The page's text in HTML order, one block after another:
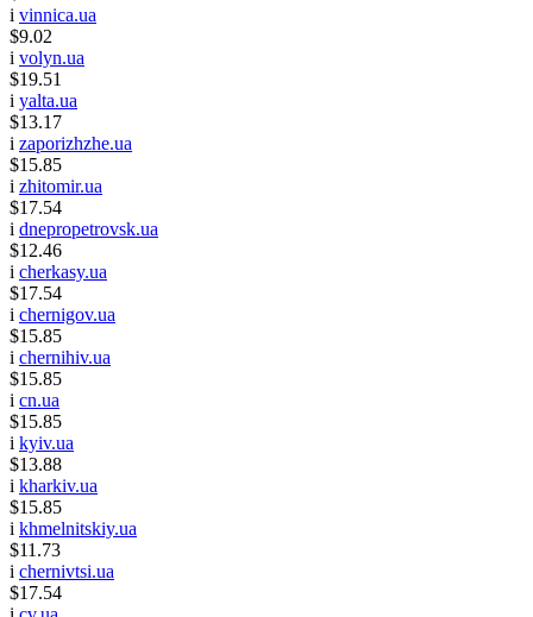
i vinnica.ua
$9.02
i volyn.ua
$19.51
i yalta.ua
$13.17
i zaporizhzhe.ua
$15.85
i zhitomir.ua
$17.54
i dnepropetrovsk.ua
$12.46
i cherkasy.ua
$17.54
i chernigov.ua
$15.85
i chernihiv.ua
$15.85
i cn.ua
$15.85
i kyiv.ua
$13.88
i kharkiv.ua
$15.85
i khmelnitskiy.ua
$11.73
i chernivtsi.ua
$17.54